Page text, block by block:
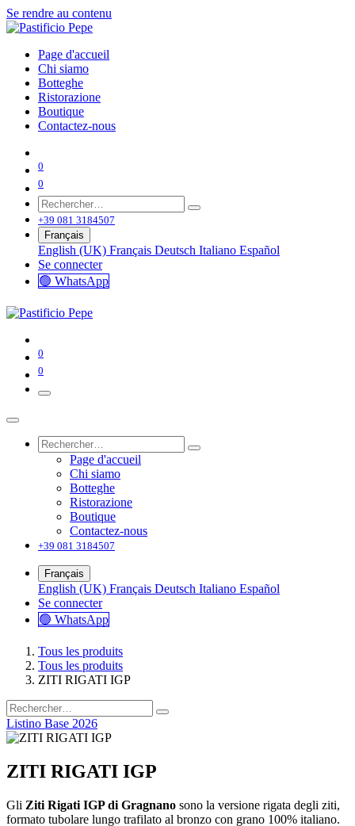
Se rendre au contenu
Page d'accueil
Chi siamo
Botteghe
Ristorazione
Boutique
Contactez-nous
0
0
+39 081 3184507
Français
English (UK) Français Deutsch Italiano Español
Se connecter
🟢 WhatsApp
0
0
Page d'accueil
Chi siamo
Botteghe
Ristorazione
Boutique
Contactez-nous
+39 081 3184507
Français
English (UK) Français Deutsch Italiano Español
Se connecter
🟢 WhatsApp
Tous les produits
Tous les produits
ZITI RIGATI IGP
Listino Base 2026
ZITI RIGATI IGP
Gli Ziti Rigati IGP di Gragnano sono la versione rigata degli ziti,
formato tubolare lungo trafilato al bronzo con grano 100% italiano.